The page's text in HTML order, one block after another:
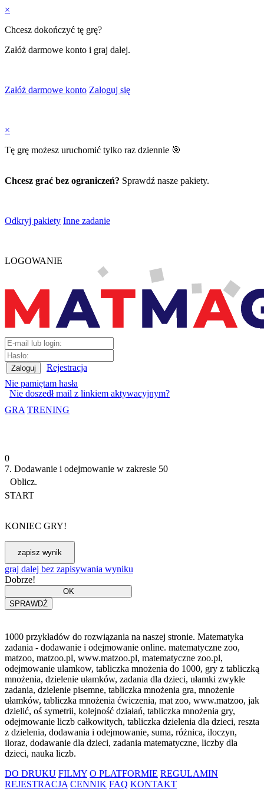
×
Chcesz dokończyć tę grę?
Załóż darmowe konto i graj dalej.
Załóż darmowe konto Zaloguj się
×
Tę grę możesz uruchomić tylko raz dziennie 🎯
Chcesz grać bez ograniczeń? Sprawdź nasze pakiety.
Odkryj pakiety Inne zadanie
LOGOWANIE
Rejestracja
Nie pamiętam hasła
Nie doszedł mail z linkiem aktywacyjnym?
GRA TRENING
0
7. Dodawanie i odejmowanie w zakresie 50
Oblicz.
START
KONIEC GRY!
graj dalej bez zapisywania wyniku
Dobrze!
1000 przykładów do rozwiązania na naszej stronie. Matematyka
zadania - dodawanie i odejmowanie online. matematyczne zoo,
matzoo, matzoo.pl, www.matzoo.pl, matematyczne zoo.pl,
odejmowanie ulamkow, tabliczka mnożenia do 1000, gry z tabliczką
mnożenia, dzielenie ułamków, zadania dla dzieci, ułamki zwykłe
zadania, dzielenie pisemne, tabliczka mnożenia gra, mnożenie
ułamków, tabliczka mnożenia ćwiczenia, mat zoo, www.matzoo, jak
dzielić, oś symetrii, kolejność działań, tabliczka mnożenia gry,
odejmowanie liczb całkowitych, tabliczka dzielenia dla dzieci, reszta
z dzielenia, dodawania i odejmowanie, suma, różnica, iloczyn,
iloraz, dodawanie dla dzieci, zadania matematyczne, liczby dla
dzieci, nauka liczb.
DO DRUKU FILMY O PLATFORMIE REGULAMIN
REJESTRACJA CENNIK FAQ KONTAKT